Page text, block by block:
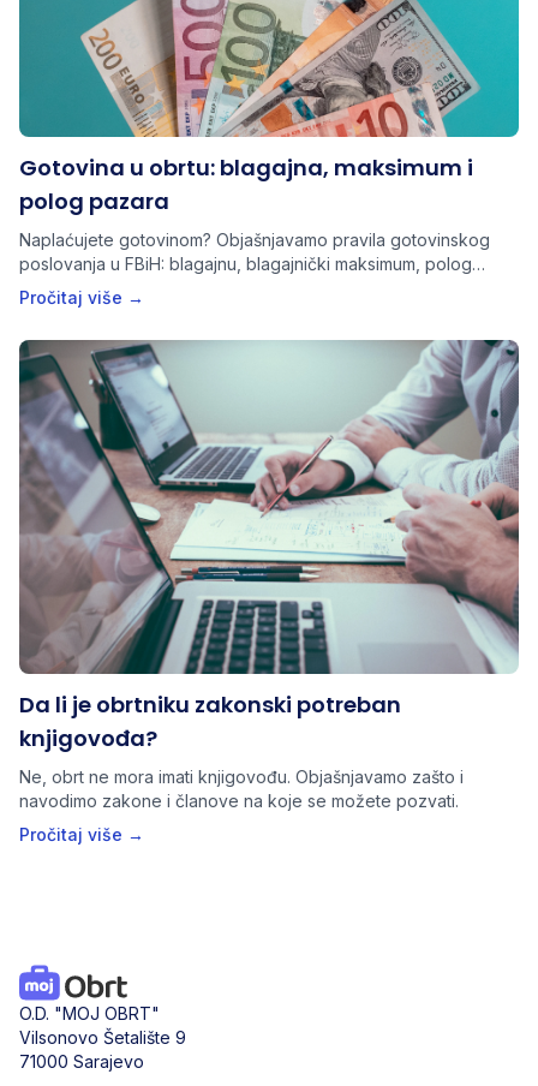
Gotovina u obrtu: blagajna, maksimum i
polog pazara
Naplaćujete gotovinom? Objašnjavamo pravila gotovinskog
poslovanja u FBiH: blagajnu, blagajnički maksimum, polog
pazara i dokumente koje obrt mora imati.
Pročitaj više →
Da li je obrtniku zakonski potreban
knjigovođa?
Ne, obrt ne mora imati knjigovođu. Objašnjavamo zašto i
navodimo zakone i članove na koje se možete pozvati.
Pročitaj više →
O.D. "MOJ OBRT"
Vilsonovo Šetalište 9
71000 Sarajevo